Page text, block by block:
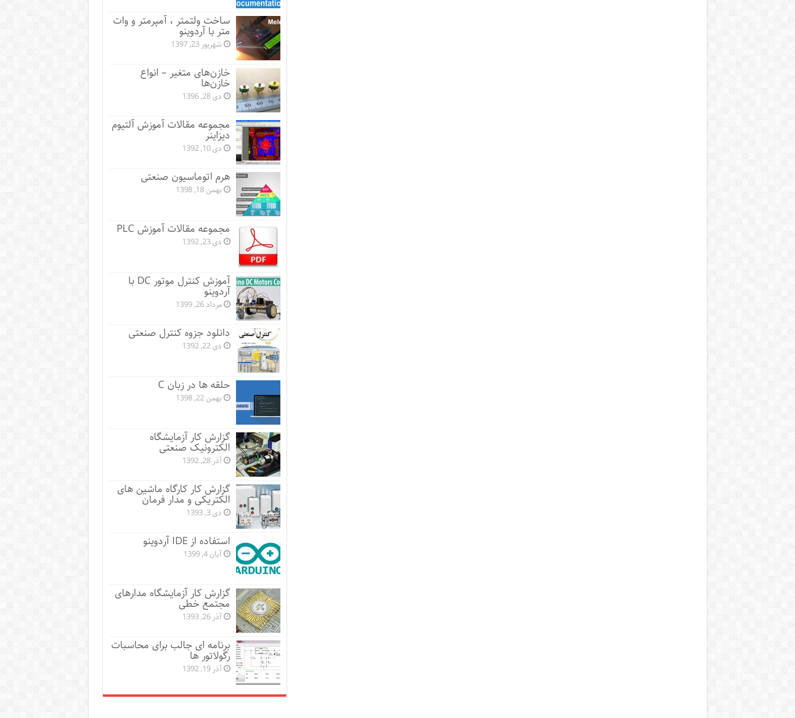
ساخت ولتمتر ، آمپرمتر و وات
متر با آردوینو
شهریور 23, 1397
خازن‌های متغیر – انواع
خازن‌ها
دی 28, 1396
مجموعه مقالات آموزش آلتیوم
دیزاینر
دی 10, 1392
هرم اتوماسیون صنعتی
بهمن 18, 1398
مجموعه مقالات آموزش PLC
دی 23, 1392
آموزش کنترل موتور DC با
آردوینو
مرداد 26, 1399
دانلود جزوه کنترل صنعتی
دی 22, 1392
حلقه ها در زبان C
بهمن 22, 1398
گزارش کار آزمایشگاه
الکترونیک صنعتی
آذر 28, 1392
گزارش کار کارگاه ماشین های
الکتریکی و مدار فرمان
دی 3, 1393
استفاده از IDE آردوینو
آبان 4, 1399
گزارش کار آزمایشگاه مدارهای
مجتمع خطی
آذر 26, 1393
برنامه ای جالب برای محاسبات
رگولاتور ها
آذر 19, 1392